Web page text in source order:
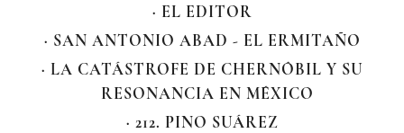
· EL EDITOR
· SAN ANTONIO ABAD - EL ERMITAÑO
· LA CATÁSTROFE DE CHERNÓBIL Y SU
RESONANCIA EN MÉXICO
· 212. PINO SUÁREZ